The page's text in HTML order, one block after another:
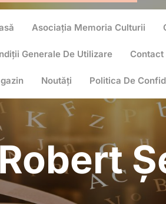
Asociația Memoria Culturii
Generale De Utilizare Contact
Noutăți Politica De